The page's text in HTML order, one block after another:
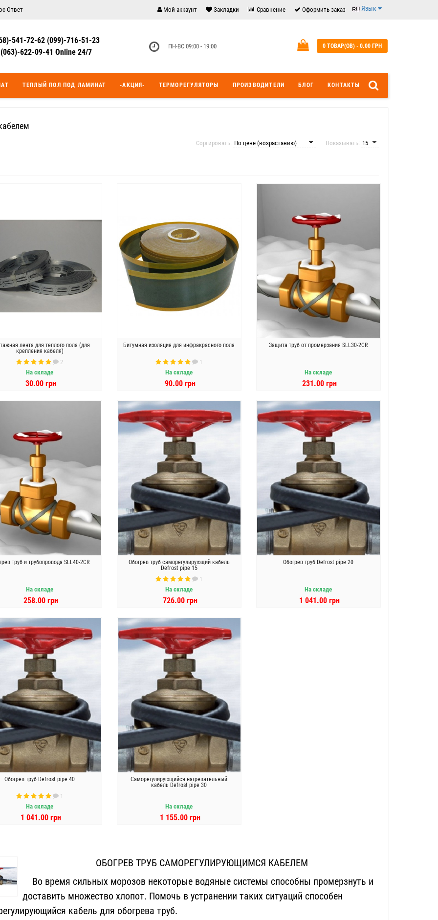
Ответ Мой аккаунт Закладки Сравнение Оформить заказ Язык
541-72-62 (099)-716-51-23
(063)-622-09-41 Online 24/7
ПН-ВС 09:00 - 19:00 0 ТОВАР(ОВ) - 0.00 ГРН
ТЕПЛЫЙ ПОЛ ПОД ЛАМИНАТ -АКЦИЯ- ТЕРМОРЕГУЛЯТОРЫ ПРОИЗВОДИТЕЛИ БЛОГ КОНТАКТЫ
Показывать:
Сортировать:
лента для теплого пола (для
крепления кабеля)
2
На складе
30.00 грн
Битумная изоляция для инфракрасного пола
1
На складе
90.00 грн
В КОРЗИНУ
Защита труб от промерзания SLL30-2CR
На складе
231.00 грн
В КОРЗИНУ
труб и трубопровода SLL40-2CR
На складе
258.00 грн
В КОРЗИНУ
Обогрев труб саморегулирующий кабель
Defrost pipe 15
1
На складе
726.00 грн
В КОРЗИНУ
Обогрев труб Defrost pipe 20
На складе
1 041.00 грн
Обогрев труб Defrost pipe 40
1
На складе
1 041.00 грн
Саморегулирующийся нагревательный
кабель Defrost pipe 30
На складе
1 155.00 грн
ОБОГРЕВ ТРУБ САМОРЕГУЛИРУЮЩИМСЯ КАБЕЛЕМ
Во время сильных морозов некоторые водяные системы способны промерзнуть и
доставить множество хлопот. Помочь в устранении таких ситуаций способен
кабель для обогрева труб.